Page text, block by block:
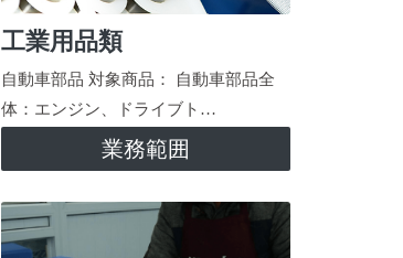
工業用品類
自動車部品 対象商品： 自動車部品全
体：エンジン、ドライブト…
業務範囲